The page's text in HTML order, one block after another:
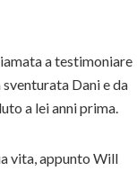
a testimoniare
Dani e da
a lei anni prima.
vita, appunto Will